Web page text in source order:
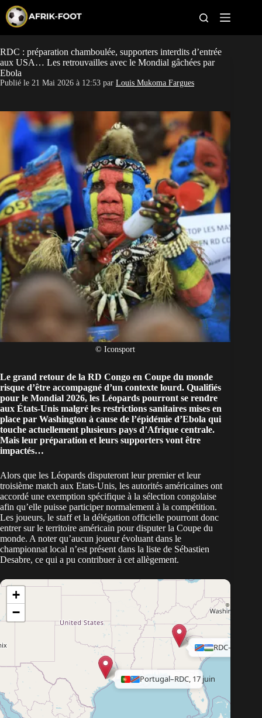
p
t
o
c
o
n
e
CAN féminine
CAN 2027
Pays
Clubs
Classement
Paris sportifs
RDC : préparation chamboulée, supporters interdits d’entrée
aux USA… Les retrouvailles avec le Mondial gâchées par
Ebola
Publié le 21 Mai 2026 à 12:53 par Louis Mukoma Fargues
© Iconsport
Le grand retour de la RD Congo en Coupe du monde
risque d’être accompagné d’un contexte lourd. Qualifiés
pour le Mondial 2026, les Léopards pourront se rendre
aux États-Unis malgré les restrictions sanitaires mises en
place par Washington à cause de l’épidémie d’Ebola qui
touche actuellement plusieurs pays d’Afrique centrale.
Mais leur préparation et leurs supporters vont être
impactés…
Alors que les Léopards disputeront leur premier et leur
troisième match aux Etats-Unis, les autorités américaines ont
accordé une exemption spécifique à la sélection congolaise
afin qu’elle puisse participer normalement à la compétition.
Les joueurs, le staff et la délégation officielle pourront donc
entrer sur le territoire américain pour disputer la Coupe du
monde. A noter qu’aucun joueur évoluant dans le
championnat local n’est présent dans la liste de Sébastien
Desabre, ce qui a pu contribuer à cet allègement.
Portugal–RDC, 17 juin
+
−